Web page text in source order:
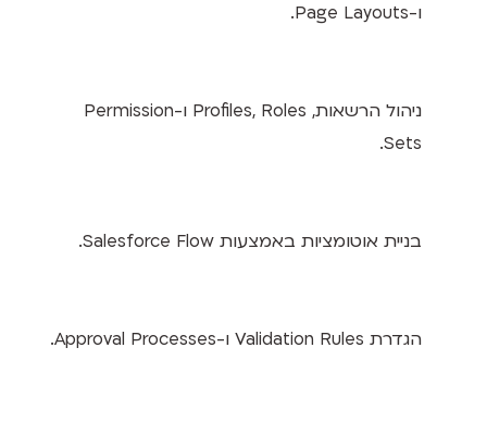
ו-Page Layouts.
ניהול הרשאות, Profiles, Roles ו-Permission
Sets.
בניית אוטומציות באמצעות Salesforce Flow.
הגדרת Validation Rules ו-Approval Processes.